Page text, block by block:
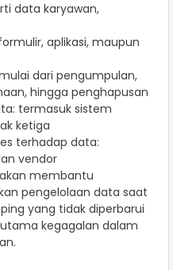
data karyawan,
aplikasi, maupun
dari pengumpulan,
hingga penghapusan
termasuk sistem
ketiga
terhadap data:
vendor
membantu
pengelolaan data saat
yang tidak diperbarui
kegagalan dalam